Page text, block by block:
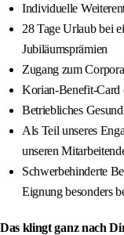
Individuelle
28 Tage Urlaub bei
Jubiläumsprämien
Zugang zum
Korian-Benefit-Card
Betriebliches
Als Teil unseres
unseren
Schwerbehinderte
Eignung besonders
Das klingt ganz nach